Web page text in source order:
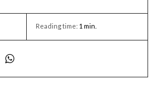
Reading time: 1min.